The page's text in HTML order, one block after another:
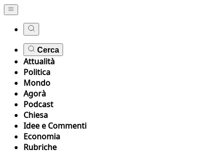
Cerca
Attualità
Politica
Mondo
Agorà
Podcast
Chiesa
Idee e Commenti
Economia
Rubriche